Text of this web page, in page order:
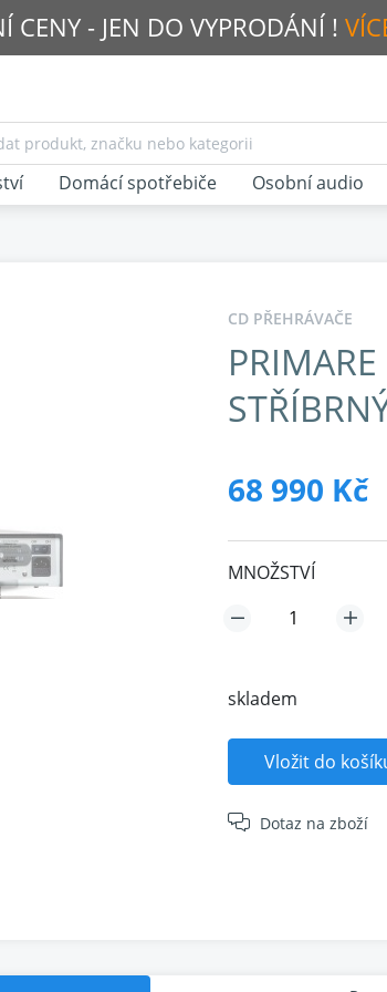
CENY - JEN DO VYPRODÁNÍ !
CD PŘEHRÁVAČE
68 990 Kč
MNOŽSTVÍ
skladem
Vložit do
Dotaz na zboží
Domácí spotřebiče Osobní audio